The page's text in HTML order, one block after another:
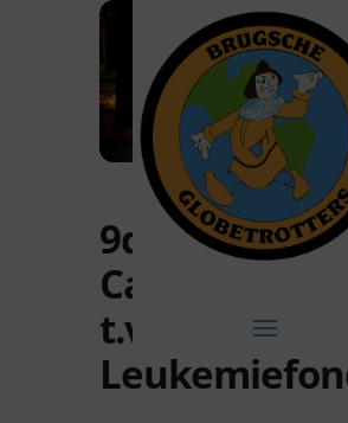
9de VIVES-
Campus-tocht
t.v.v. Ariane